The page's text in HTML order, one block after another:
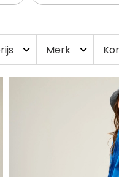
expand_more Merk expand_more